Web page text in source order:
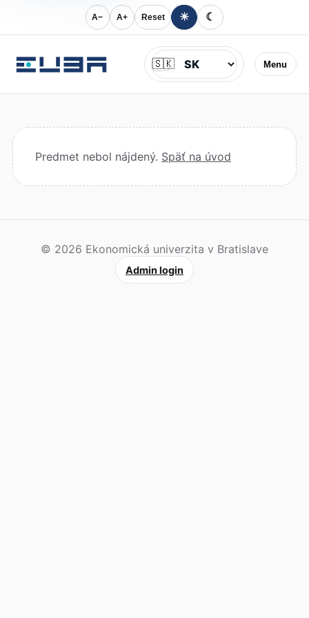
A− A+ Reset ☀ ☾
Menu
Jazyk
🇸🇰
Predmet nebol nájdený. Späť na úvod
© 2026 Ekonomická univerzita v Bratislave
Admin login